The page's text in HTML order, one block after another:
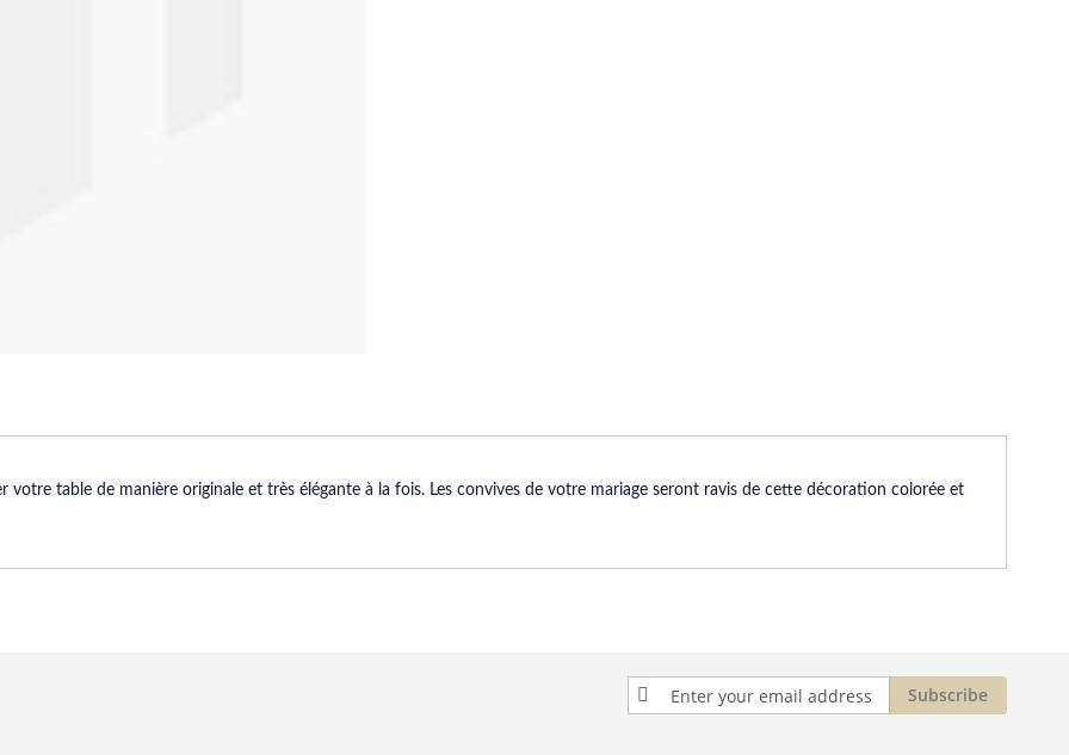
table de manière originale et très élégante à la fois. Les convives de votre mariage seront ravis de cette décoration colorée et
Sign
Up
Subscribe